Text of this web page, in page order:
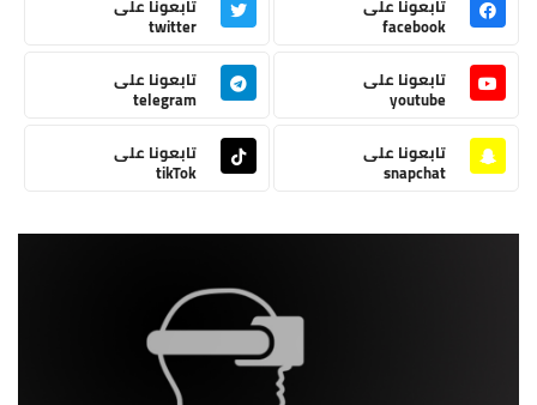
facebook
twitter
تابعونا على
youtube
تابعونا على
telegram
تابعونا على
snapchat
تابعونا على
tikTok